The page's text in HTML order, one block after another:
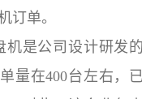
订单。
是公司设计研发的
量在400台左右，